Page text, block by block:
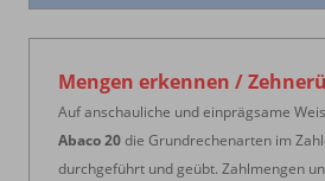
Mengen erkennen /
Auf anschauliche und einprägsame
Abaco 20die Grundrechenarten im
durchgeführt und geübt. Zahlmengen